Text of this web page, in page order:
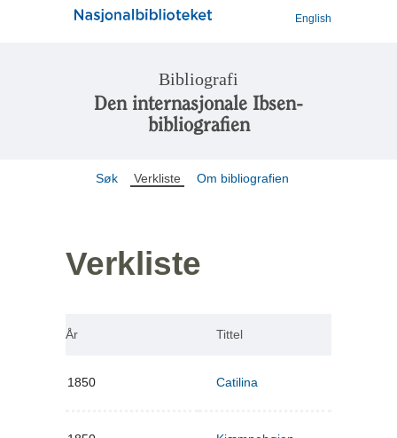
English
Bibliografi
Den internasjonale Ibsen-
bibliografien
Søk Verkliste Om bibliografien
Verkliste
År Tittel
1850 Catilina